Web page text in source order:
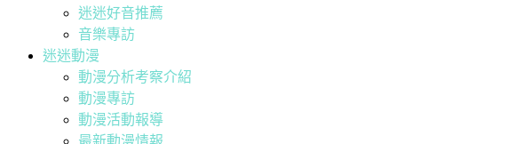
迷迷好音推薦
音樂專訪
迷迷動漫
動漫分析考察介紹
動漫專訪
動漫活動報導
最新動漫情報